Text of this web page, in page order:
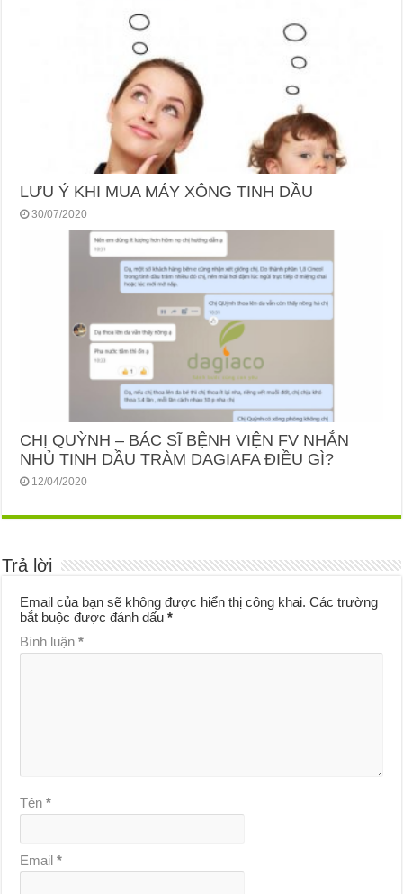
LƯU Ý KHI MUA MÁY XÔNG TINH DẦU
30/07/2020
CHỊ QUỲNH – BÁC SĨ BỆNH VIỆN FV NHẮN
NHỦ TINH DẦU TRÀM DAGIAFA ĐIỀU GÌ?
12/04/2020
Trả lời
Email của bạn sẽ không được hiển thị công khai. Các trường
bắt buộc được đánh dấu*
Bình luận*
Tên*
Email*